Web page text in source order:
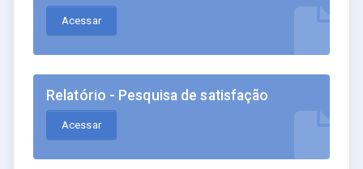
Acessar
Relatório - Pesquisa de satisfação
Acessar